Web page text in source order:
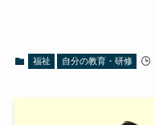
福祉 自分の教育・研修